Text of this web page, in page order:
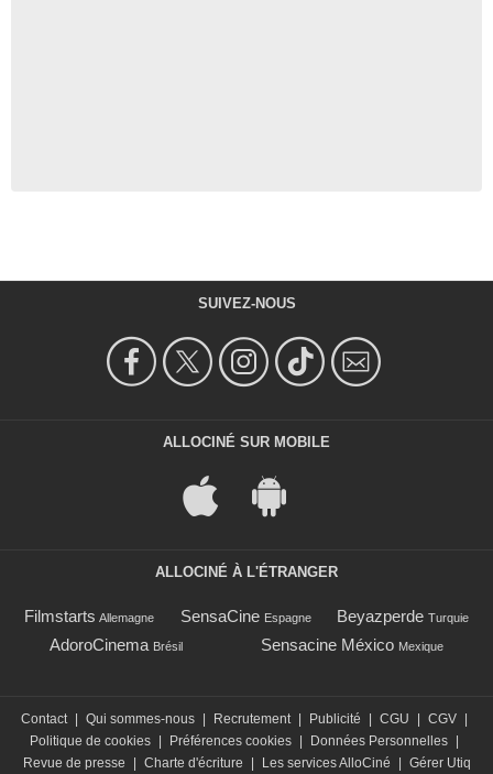
SUIVEZ-NOUS
ALLOCINÉ SUR MOBILE
ALLOCINÉ À L'ÉTRANGER
Filmstarts Allemagne SensaCine Espagne Beyazperde Turquie
AdoroCinema Brésil Sensacine México Mexique
Contact Qui sommes-nous Recrutement Publicité CGU CGV
Politique de cookies
Préférences cookies Données Personnelles
Revue de presse
Charte d'écriture Les services AlloCiné Gérer Utiq